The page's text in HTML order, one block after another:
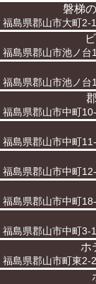
磐梯
福島県郡山市大町2-
福島県郡山市池ノ台
福島県郡山市池ノ台
福島県郡山市中町
福島県郡山市中町
福島県郡山市中町
福島県郡山市中町
福島県郡山市中町3-1
ホ
福島県郡山市町東2-